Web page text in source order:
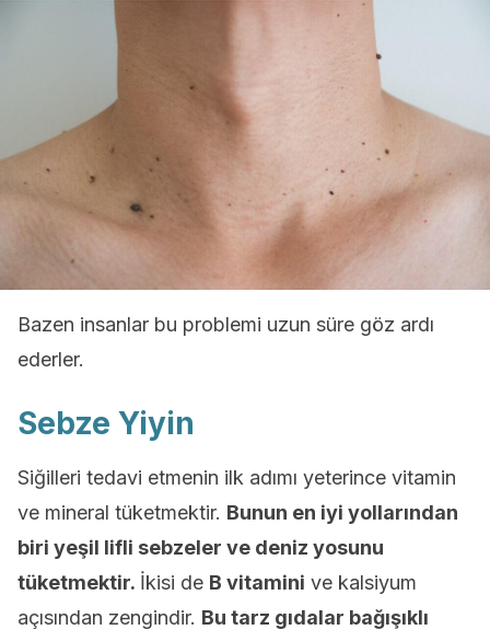
Bazen insanlar bu problemi uzun süre göz ardı
ederler.
Sebze Yiyin
Siğilleri tedavi etmenin ilk adımı yeterince vitamin
ve mineral tüketmektir. Bunun en iyi yollarından
biri yeşil lifli sebzeler ve deniz yosunu
tüketmektir. İkisi de B vitamini ve kalsiyum
açısından zengindir. Bu tarz gıdalar bağışıklı